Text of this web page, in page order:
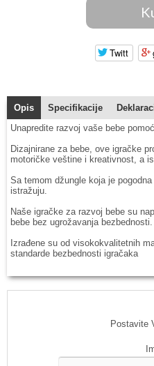
Twitt
Opis Specifikacije
Unapredite razvoj vaše bebe
Dizajnirane za bebe, ove igračke
motoričke veštine i kreativnost, a
Sa temom džungle koja je
istražuju.
Naše igračke za razvoj bebe su
bebe bez ugrožavanja bezbednosti.
Izrađene su od visokokvalitetnih
standarde bezbednosti igračaka
Postavite